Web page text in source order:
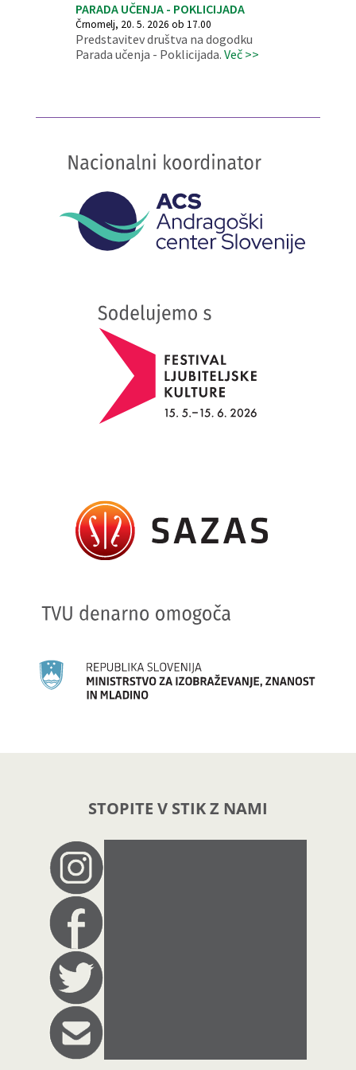
PARADA UČENJA - POKLICIJADA
Črnomelj, 20. 5. 2026 ob 17.00
Predstavitev društva na dogodku
Parada učenja - Poklicijada. Več >>
STOPITE V STIK Z NAMI